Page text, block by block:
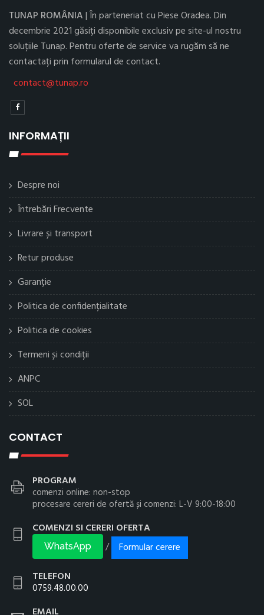
TUNAP ROMÂNIA| În parteneriat cu Piese Oradea. Din
decembrie 2021 găsiți disponibile exclusiv pe site-ul nostru
soluțiile Tunap. Pentru oferte de service va rugăm să ne
contactați prin formularul de contact.
contact@tunap.ro
INFORMAȚII
Despre noi
Întrebări Frecvente
Livrare și transport
Retur produse
Garanție
Politica de confidențialitate
Politica de cookies
Termeni și condiții
ANPC
SOL
CONTACT
PROGRAM
comenzi online: non-stop
procesare cereri de ofertă și comenzi: L-V 9:00-18:00
COMENZI SI CERERI OFERTA
WhatsApp /
Formular cerere
TELEFON
0759.48.00.00